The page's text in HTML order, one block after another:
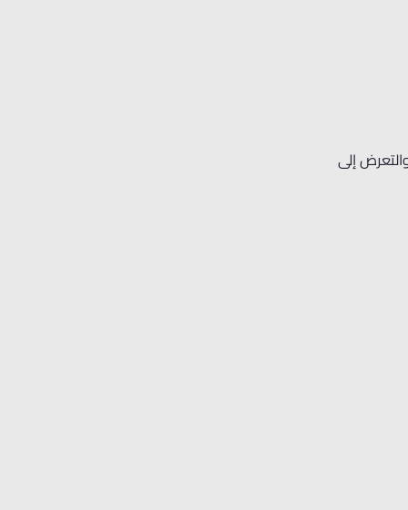
إلى